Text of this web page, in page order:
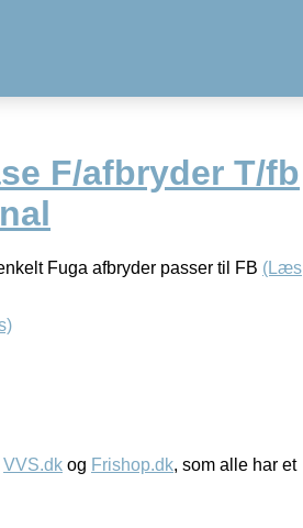
F/afbryder T/fb
Fuga afbryder passer til FB (Læs
VVS.dk og Frishop.dk, som alle har et